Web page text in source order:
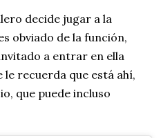
decide jugar a la
obviado de la función,
a entrar en ella
recuerda que está ahí,
que puede incluso